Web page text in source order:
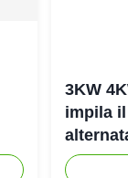
3KW
impila